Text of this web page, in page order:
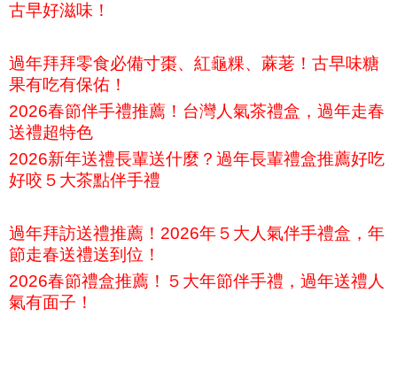
古早好滋味！
過年拜拜零食必備寸棗、紅龜粿、蔴荖！古早味糖
果有吃有保佑！
2026春節伴手禮推薦！台灣人氣茶禮盒，過年走春
送禮超特色
2026新年送禮長輩送什麼？過年長輩禮盒推薦好吃
好咬５大茶點伴手禮
過年拜訪送禮推薦！2026年５大人氣伴手禮盒，年
節走春送禮送到位！
2026春節禮盒推薦！５大年節伴手禮，過年送禮人
氣有面子！